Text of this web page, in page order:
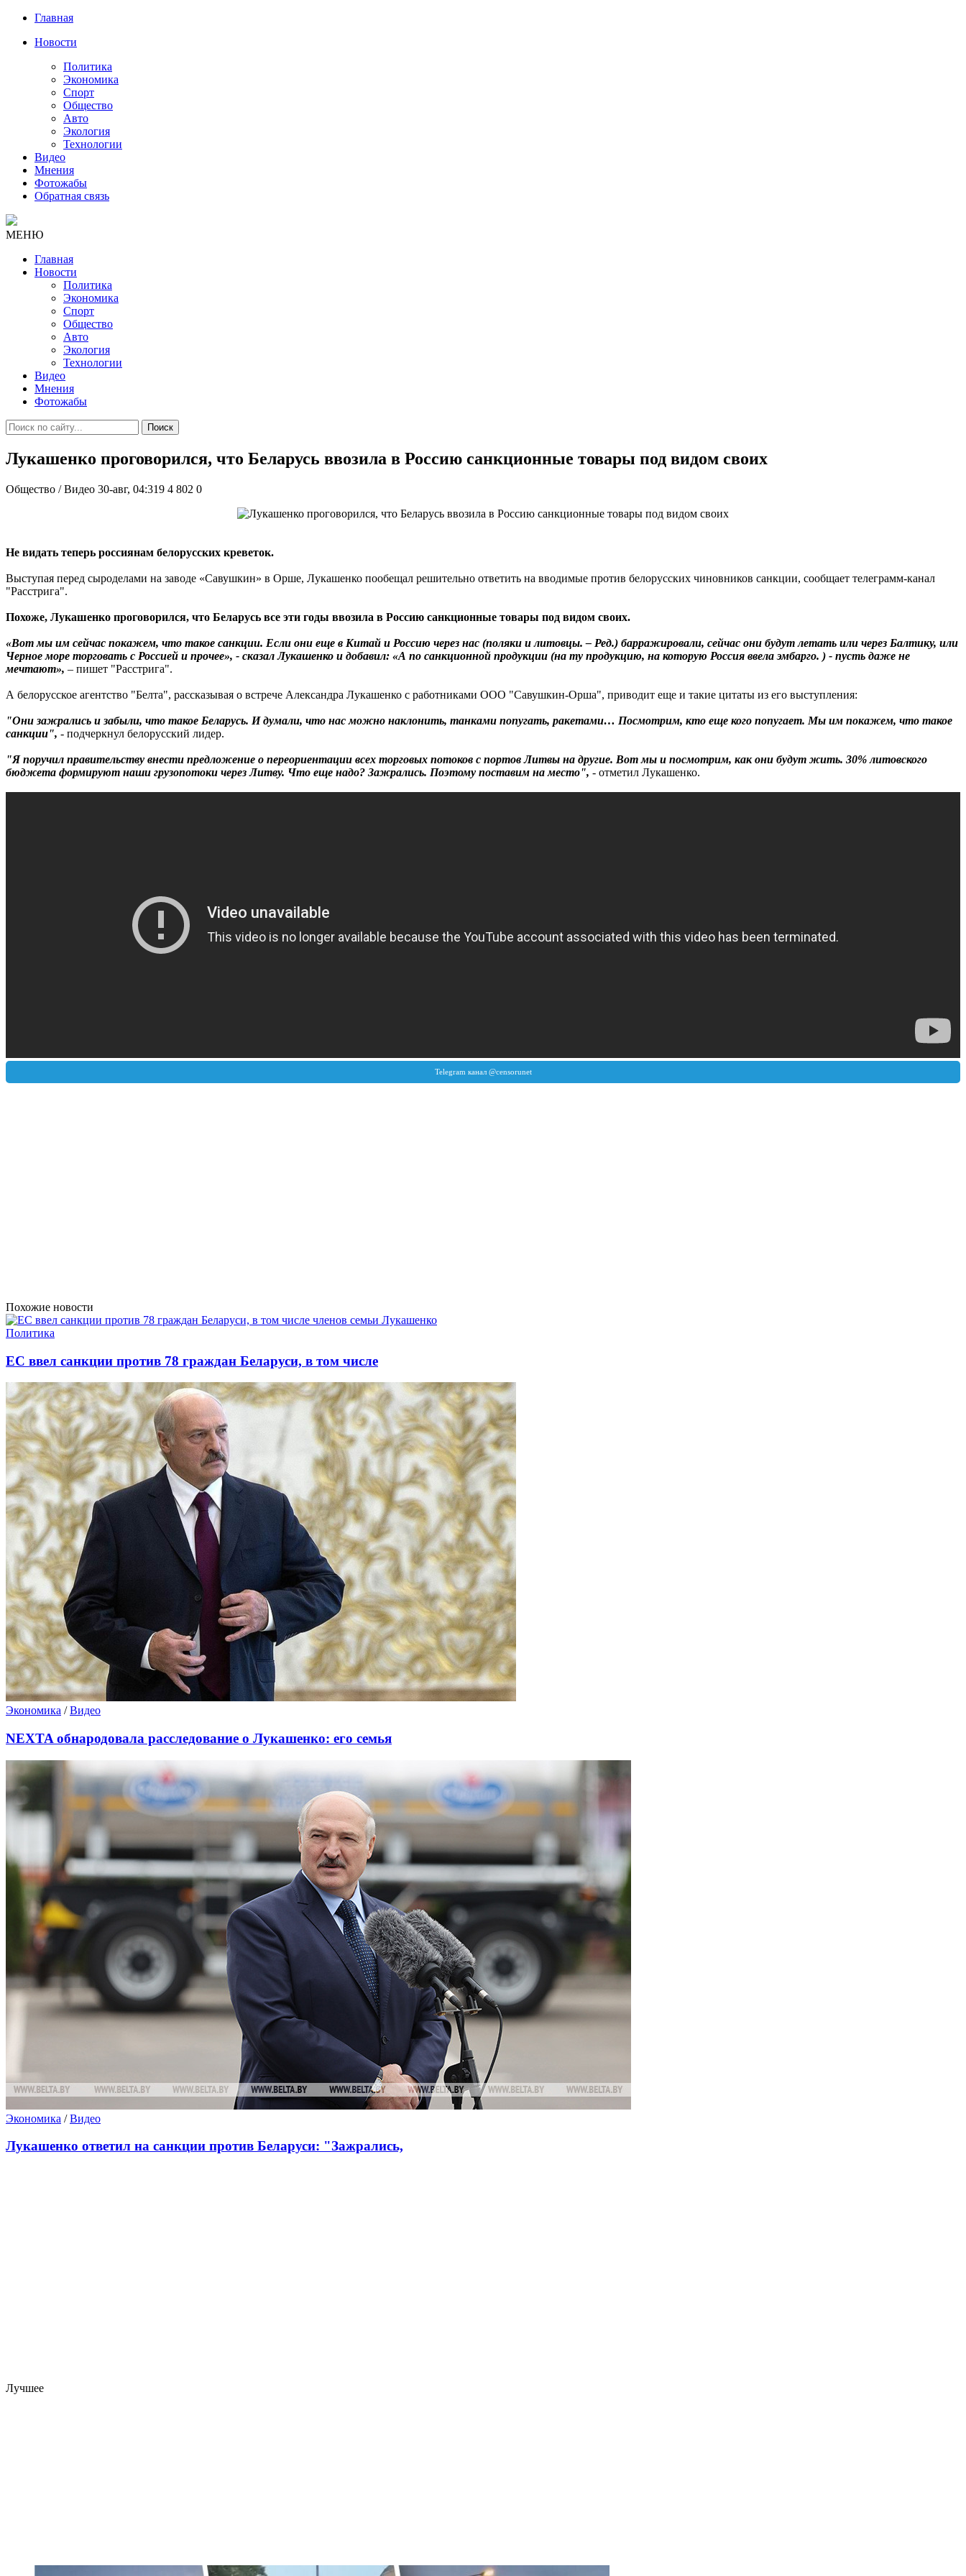
Главная
Новости
Политика
Экономика
Спорт
Общество
Авто
Экология
Технологии
Видео
Мнения
Фотожабы
Обратная связь
МЕНЮ
Главная
Новости
Политика
Экономика
Спорт
Общество
Авто
Экология
Технологии
Видео
Мнения
Фотожабы
Поиск
Лукашенко проговорился, что Беларусь ввозила в Россию санкционные товары под видом своих
Общество / Видео 30-авг, 04:319 4 802 0
Не видать теперь россиянам белорусских креветок.
Выступая перед сыроделами на заводе «Савушкин» в Орше, Лукашенко пообещал решительно ответить на вводимые против белорусских чиновников санкции, сообщает телеграмм-канал
"Расстрига".
Похоже, Лукашенко проговорился, что Беларусь все эти годы ввозила в Россию санкционные товары под видом своих.
«Вот мы им сейчас покажем, что такое санкции. Если они еще в Китай и Россию через нас (поляки и литовцы. – Ред.) барражировали, сейчас они будут летать или через Балтику, или
Черное море торговать с Россией и прочее», - сказал Лукашенко и добавил: «А по санкционной продукции (на ту продукцию, на которую Россия ввела эмбарго. ) - пусть даже не
мечтают», – пишет "Расстрига".
А белорусское агентство "Белта", рассказывая о встрече Александра Лукашенко с работниками ООО "Савушкин-Орша", приводит еще и такие цитаты из его выступления:
"Они зажрались и забыли, что такое Беларусь. И думали, что нас можно наклонить, танками попугать, ракетами… Посмотрим, кто еще кого попугает. Мы им покажем, что такое
санкции", - подчеркнул белорусский лидер.
"Я поручил правительству внести предложение о переориентации всех торговых потоков с портов Литвы на другие. Вот мы и посмотрим, как они будут жить. 30% литовского
бюджета формируют наши грузопотоки через Литву. Что еще надо? Зажрались. Поэтому поставим на место", - отметил Лукашенко.
Похожие новости
Политика
ЕС ввел санкции против 78 граждан Беларуси, в том числе
Экономика /Видео
NEXTA обнародовала расследование о Лукашенко: его семья
Экономика /Видео
Лукашенко ответил на санкции против Беларуси: "Зажрались,
Лучшее